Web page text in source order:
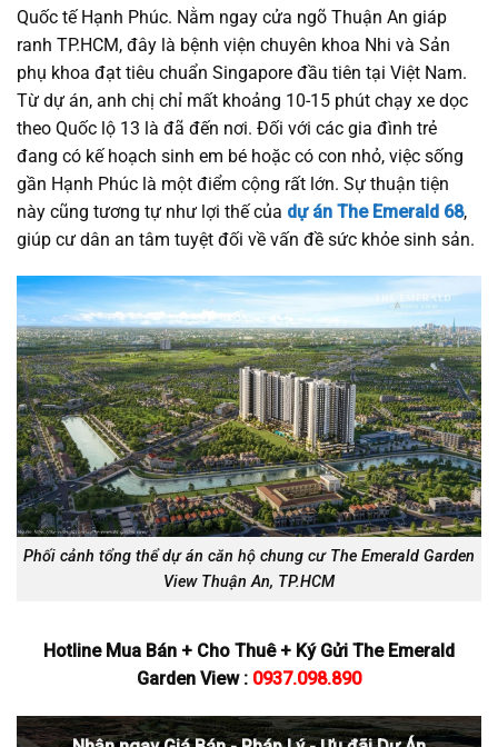
Quốc tế Hạnh Phúc. Nằm ngay cửa ngõ Thuận An giáp
ranh TP.HCM, đây là bệnh viện chuyên khoa Nhi và Sản
phụ khoa đạt tiêu chuẩn Singapore đầu tiên tại Việt Nam.
Từ dự án, anh chị chỉ mất khoảng 10-15 phút chạy xe dọc
theo Quốc lộ 13 là đã đến nơi. Đối với các gia đình trẻ
đang có kế hoạch sinh em bé hoặc có con nhỏ, việc sống
gần Hạnh Phúc là một điểm cộng rất lớn. Sự thuận tiện
này cũng tương tự như lợi thế của dự án The Emerald 68,
giúp cư dân an tâm tuyệt đối về vấn đề sức khỏe sinh sản.
Phối cảnh tổng thể dự án căn hộ chung cư The Emerald Garden
View Thuận An, TP.HCM
Hotline Mua Bán + Cho Thuê + Ký Gửi The Emerald
Garden View : 0937.098.890